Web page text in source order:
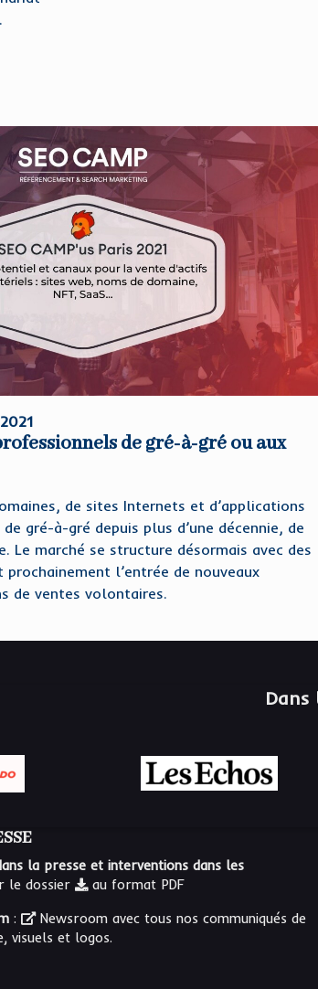
de gré-à-gré ou aux
de sites Internets et d’applications
gré-à-gré depuis plus d’une décennie, de
Le marché se structure désormais avec des
l’entrée de nouveaux
de ventes volontaires.
Dans
la presse et interventions dans les
le dossier au format PDF
: Newsroom avec tous nos communiqués de
visuels et logos.